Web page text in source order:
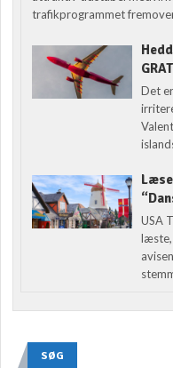
trafikprogrammet
Det
USA
læste,
SØG